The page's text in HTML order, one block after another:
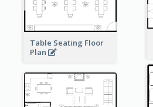
Table Seating Floor
Plan